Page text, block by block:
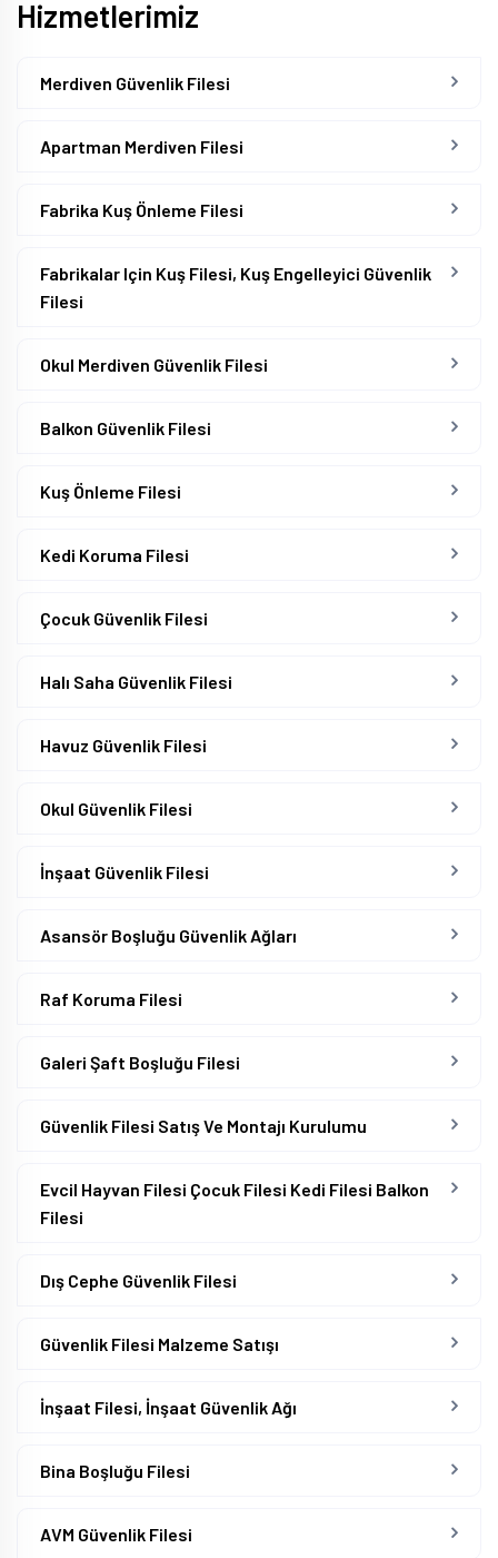
Hizmetlerimiz
Merdiven Güvenlik Filesi
Apartman Merdiven Filesi
Fabrika Kuş Önleme Filesi
Fabrikalar Için Kuş Filesi, Kuş Engelleyici Güvenlik
Filesi
Okul Merdiven Güvenlik Filesi
Balkon Güvenlik Filesi
Kuş Önleme Filesi
Kedi Koruma Filesi
Çocuk Güvenlik Filesi
Halı Saha Güvenlik Filesi
Havuz Güvenlik Filesi
Okul Güvenlik Filesi
İnşaat Güvenlik Filesi
Asansör Boşluğu Güvenlik Ağları
Raf Koruma Filesi
Galeri Şaft Boşluğu Filesi
Güvenlik Filesi Satış Ve Montajı Kurulumu
Evcil Hayvan Filesi Çocuk Filesi Kedi Filesi Balkon
Filesi
Dış Cephe Güvenlik Filesi
Güvenlik Filesi Malzeme Satışı
İnşaat Filesi, İnşaat Güvenlik Ağı
Bina Boşluğu Filesi
AVM Güvenlik Filesi